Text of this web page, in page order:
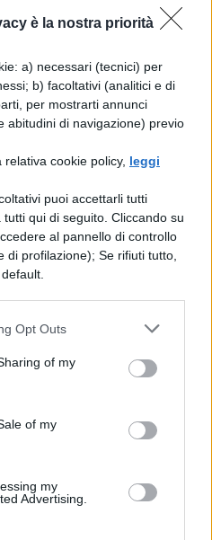
è la nostra priorità
a) necessari (tecnici) per
b) facoltativi (analitici e di
per mostrarti annunci
abitudini di navigazione) previo
cookie policy, leggi
puoi accettarli tutti
qui di seguito. Cliccando su
al pannello di controllo
profilazione); Se rifiuti tutto,
Opt Outs
of my
of my
my
Advertising.
che racconta la
che fa un patto
Werther”:
epistolare ha avuto un
sua pubblicazione
uno dei primi
Racconta
sensibile,
amore infelice per
alla disperazione e
: un romanzo
che esplora le
relazioni umane
delle reazioni
di
il protagonista,
nel suo percorso di